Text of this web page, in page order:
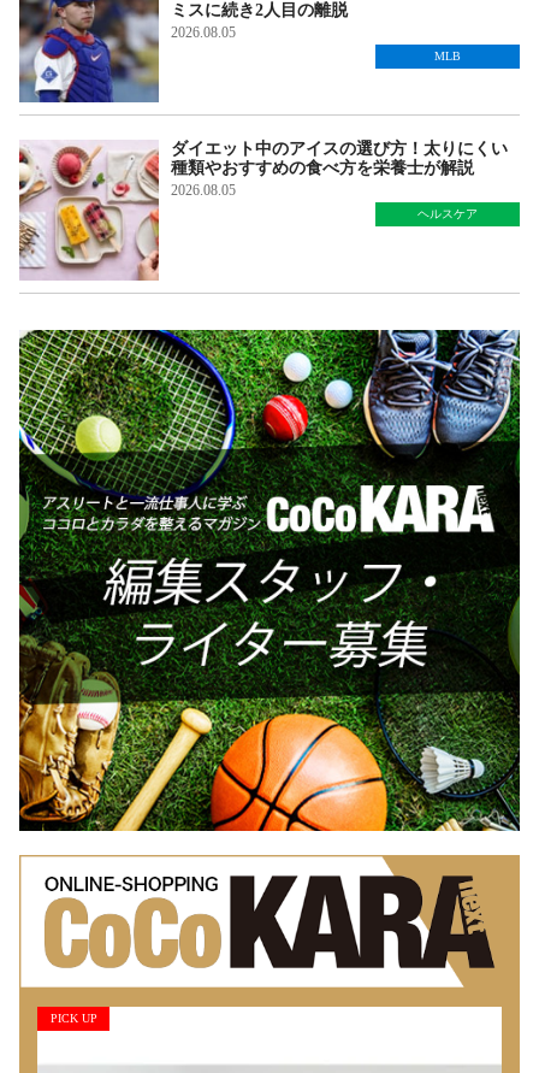
ミスに続き2人目の離脱
2026.08.05
MLB
ダイエット中のアイスの選び方！太りにくい
種類やおすすめの食べ方を栄養士が解説
2026.08.05
ヘルスケア
PICK UP